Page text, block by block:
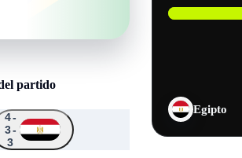
partido
4-
3-
3
↑↑ ↑
↑
↑
Egipto